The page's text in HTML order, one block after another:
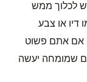
לכלוך ממש
או צבע
אם אתם פשוט
שמומחה יעשה